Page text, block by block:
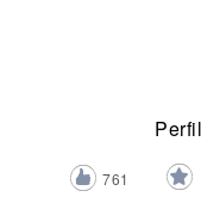
761